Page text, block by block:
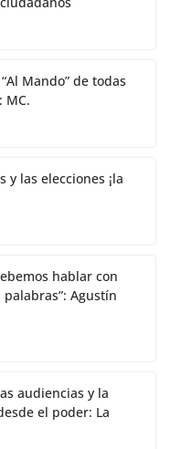
a ar
Mando” de todas
MC.
y las elecciones ¡la
hablar con
Agustín
audiencias y la
el poder: La